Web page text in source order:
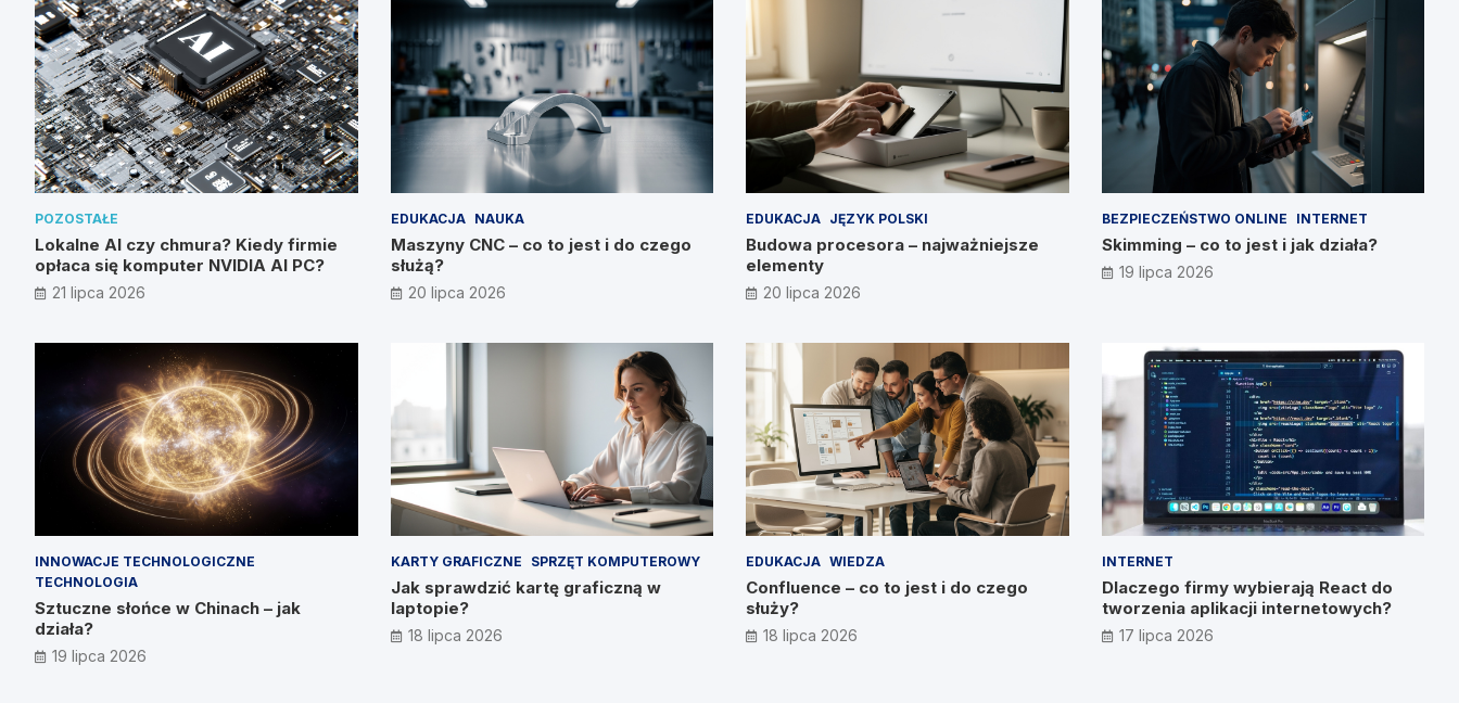
POZOSTAŁE
Lokalne AI czy chmura? Kiedy firmie
opłaca się komputer NVIDIA AI PC?
21 lipca 2026
EDUKACJA NAUKA
Maszyny CNC – co to jest i do czego
służą?
20 lipca 2026
EDUKACJA JĘZYK POLSKI
Budowa procesora – najważniejsze
elementy
20 lipca 2026
BEZPIECZEŃSTWO ONLINE INTERNET
Skimming – co to jest i jak działa?
19 lipca 2026
INNOWACJE TECHNOLOGICZNE
TECHNOLOGIA
Sztuczne słońce w Chinach – jak
działa?
19 lipca 2026
KARTY GRAFICZNE SPRZĘT KOMPUTEROWY
Jak sprawdzić kartę graficzną w
laptopie?
18 lipca 2026
EDUKACJA WIEDZA
Confluence – co to jest i do czego
służy?
18 lipca 2026
INTERNET
Dlaczego firmy wybierają React do
tworzenia aplikacji internetowych?
17 lipca 2026